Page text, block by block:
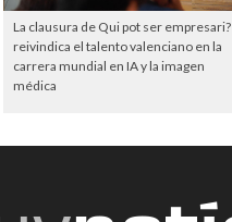
La clausura de Qui pot ser empresari?
reivindica el talento valenciano en la
carrera mundial en IA y la imagen
médica